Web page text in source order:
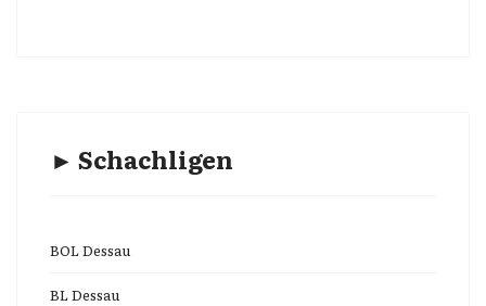
► Schachligen
BOL Dessau
BL Dessau